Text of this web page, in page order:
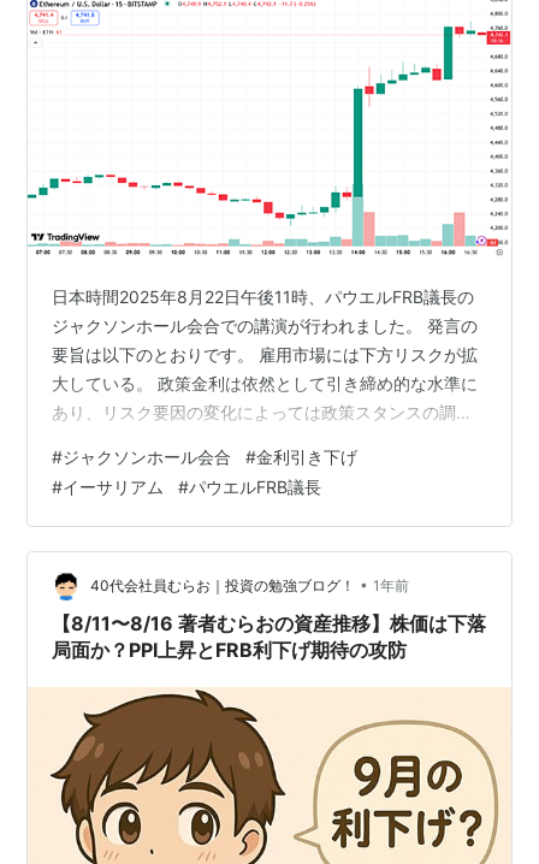
日本時間2025年8月22日午後11時、パウエルFRB議長の
ジャクソンホール会合での講演が行われました。 発言の
要旨は以下のとおりです。 雇用市場には下方リスクが拡
大している。 政策金利は依然として引き締め的な水準に
あり、リスク要因の変化によっては政策スタンスの調整
定性を考慮すれば、政策変更を慎重に検討できる。 労働
需要と供給がともに鈍化し、雇用増加は急速に減少し
た。 短期的にはインフレ上昇リスクがあり、関税による
インフレ圧力も財価格を押し上げる形で明確に現れてい
る。 今後数ヵ月間はインフレ圧力が蓄積していくと見込
まれる。 ただし、関税による…
#ジャクソンホール会合 #金利引き下げ
#イーサリアム #パウエルFRB議長
40代会社員むらお｜投資の勉強ブログ！ • 1年前
【8/11〜8/16 著者むらおの資産推移】株価は下落
局面か？PPI上昇とFRB利下げ期待の攻防